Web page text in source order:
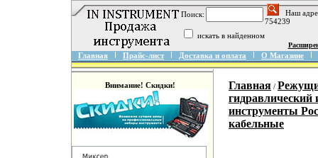
Поиск:
Наш
754239
искать в найденном
Главная Прайс-лист Доставка и оплата О Магазине
Внимание! Скидки! Главная /
гидравлический
инструменты
кабельные